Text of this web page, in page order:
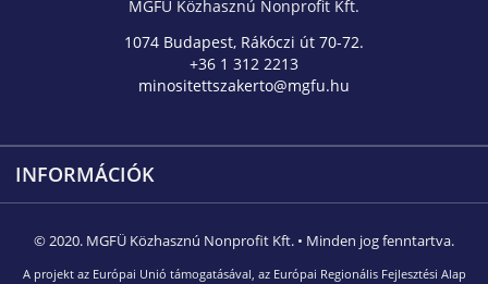
MGFÜ Közhasznú Nonprofit Kft.
1074 Budapest, Rákóczi út 70-72.
+36 1 312 2213
minositettszakerto@mgfu.hu
INFORMÁCIÓK
© 2020. MGFÜ Közhasznú Nonprofit Kft. • Minden jog fenntartva.
A projekt az Európai Unió támogatásával, az Európai Regionális Fejlesztési Alap